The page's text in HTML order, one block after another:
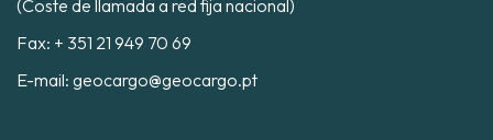
(Coste de llamada a red fija nacional)
Fax: + 351 21 949 70 69
E-mail: geocargo@geocargo.pt